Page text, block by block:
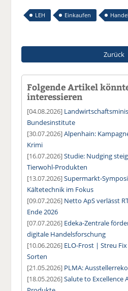
LEH Einkaufen
Zurück
Folgende Artikel
interessieren
[04.08.2026]
Bundesinstitute
[30.07.2026]Alpenhain:
Krimi
[16.07.2026]Studie: Nudging
Tierwohl-Produkten
[13.07.2026]Supermarkt-
Kältetechnik im Fokus
[09.07.2026] Netto ApS verlässt
Ende 2026
[07.07.2026] Edeka-Zentrale
digitale Handelsforschung
[10.06.2026] ELO-Frost | Streu
Sorten
[21.05.2026] PLMA:
[18.05.2026]Salute to Excellence